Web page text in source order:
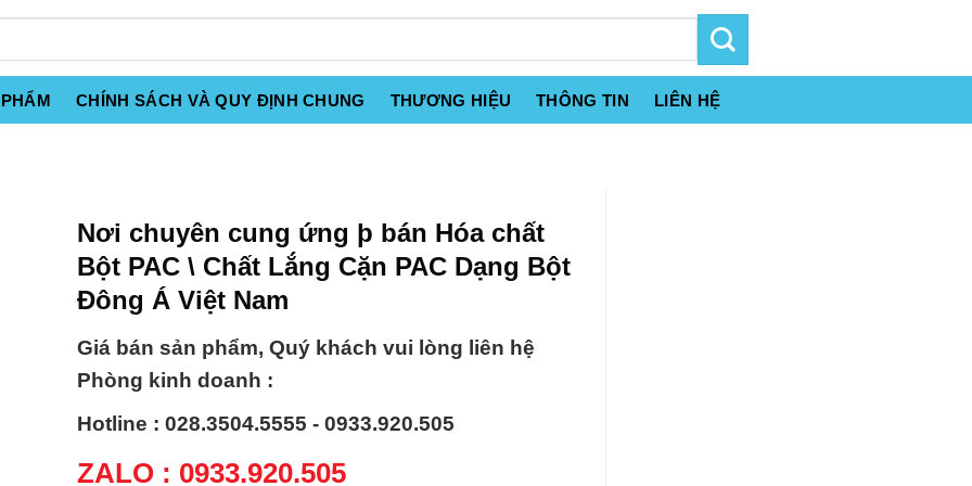
CHÍNH SÁCH VÀ QUY ĐỊNH CHUNG THƯƠNG HIỆU THÔNG TIN LIÊN HỆ
Nơi chuyên cung ứng þ bán Hóa chất
Bột PAC \ Chất Lắng Cặn PAC Dạng Bột
Đông Á Việt Nam
Giá bán sản phẩm, Quý khách vui lòng liên hệ
Phòng kinh doanh :
Hotline : 028.3504.5555 - 0933.920.505
ZALO : 0933.920.505